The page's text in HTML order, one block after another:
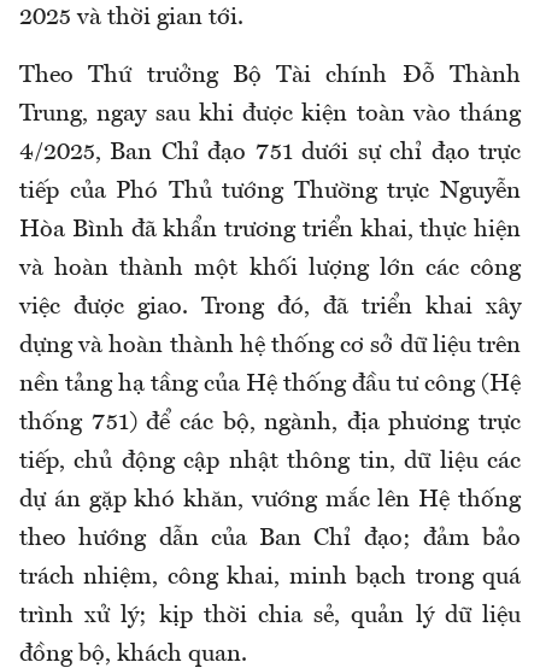
2025 và thời gian tới.
Theo Thứ trưởng Bộ Tài chính Đỗ Thành
Trung, ngay sau khi được kiện toàn vào tháng
4/2025, Ban Chỉ đạo 751 dưới sự chỉ đạo trực
tiếp của Phó Thủ tướng Thường trực Nguyễn
Hòa Bình đã khẩn trương triển khai, thực hiện
và hoàn thành một khối lượng lớn các công
việc được giao. Trong đó, đã triển khai xây
dựng và hoàn thành hệ thống cơ sở dữ liệu trên
nền tảng hạ tầng của Hệ thống đầu tư công (Hệ
thống 751) để các bộ, ngành, địa phương trực
tiếp, chủ động cập nhật thông tin, dữ liệu các
dự án gặp khó khăn, vướng mắc lên Hệ thống
theo hướng dẫn của Ban Chỉ đạo; đảm bảo
trách nhiệm, công khai, minh bạch trong quá
trình xử lý; kịp thời chia sẻ, quản lý dữ liệu
đồng bộ, khách quan.